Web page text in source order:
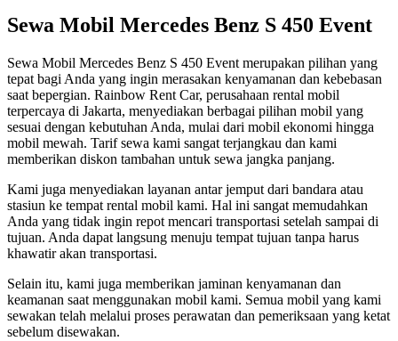
Sewa Mobil Mercedes Benz S 450 Event
Sewa Mobil Mercedes Benz S 450 Event merupakan pilihan yang
tepat bagi Anda yang ingin merasakan kenyamanan dan kebebasan
saat bepergian. Rainbow Rent Car, perusahaan rental mobil
terpercaya di Jakarta, menyediakan berbagai pilihan mobil yang
sesuai dengan kebutuhan Anda, mulai dari mobil ekonomi hingga
mobil mewah. Tarif sewa kami sangat terjangkau dan kami
memberikan diskon tambahan untuk sewa jangka panjang.
Kami juga menyediakan layanan antar jemput dari bandara atau
stasiun ke tempat rental mobil kami. Hal ini sangat memudahkan
Anda yang tidak ingin repot mencari transportasi setelah sampai di
tujuan. Anda dapat langsung menuju tempat tujuan tanpa harus
khawatir akan transportasi.
Selain itu, kami juga memberikan jaminan kenyamanan dan
keamanan saat menggunakan mobil kami. Semua mobil yang kami
sewakan telah melalui proses perawatan dan pemeriksaan yang ketat
sebelum disewakan.